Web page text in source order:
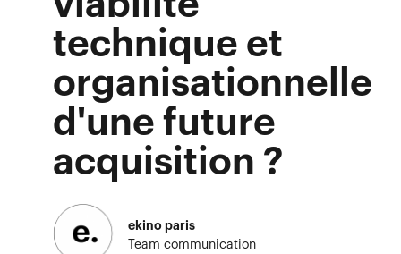
technique et
organisationnelle
d'une future
acquisition ?
ekino paris
Team communication